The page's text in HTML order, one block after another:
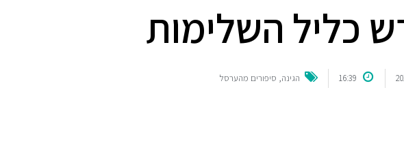
כליל השלימות
16:39 הגינה, סיפורים מהערסל